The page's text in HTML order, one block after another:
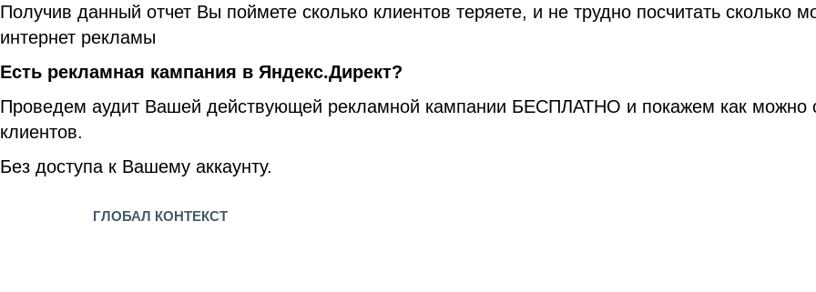
Получив данный отчет Вы поймете сколько клиентов теряете, и не трудно посчитать сколько
интернет рекламы
Есть рекламная кампания в Яндекс.Директ?
Проведем аудит Вашей действующей рекламной кампании БЕСПЛАТНО и покажем как можно
клиентов.
Без доступа к Вашему аккаунту.
ГЛОБАЛ КОНТЕКСТ